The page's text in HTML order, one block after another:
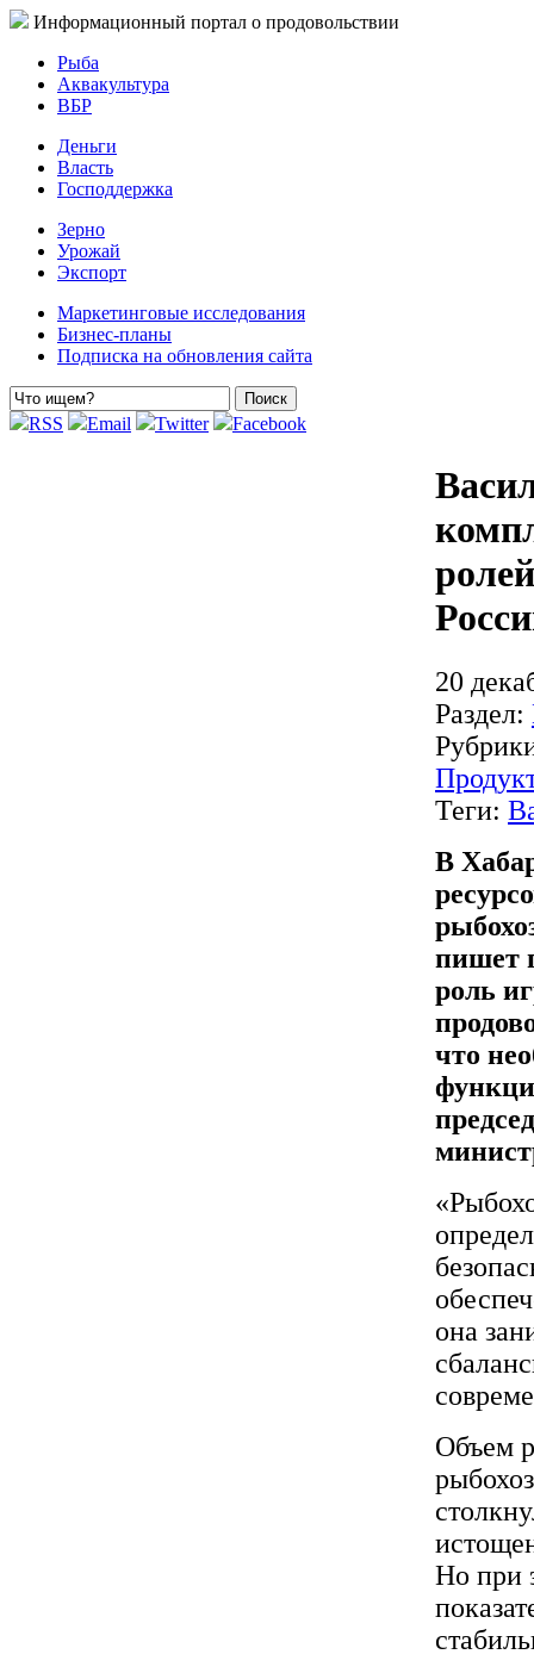
Информационный портал о продовольствии
Рыба
Аквакультура
ВБР
Деньги
Власть
Господдержка
Зерно
Урожай
Экспорт
Маркетинговые исследования
Бизнес-планы
Подписка на обновления сайта
RSS Email Twitter Facebook
20
Раздел:
Теги:
В
пишет
роль
что
она
Объем
Но при